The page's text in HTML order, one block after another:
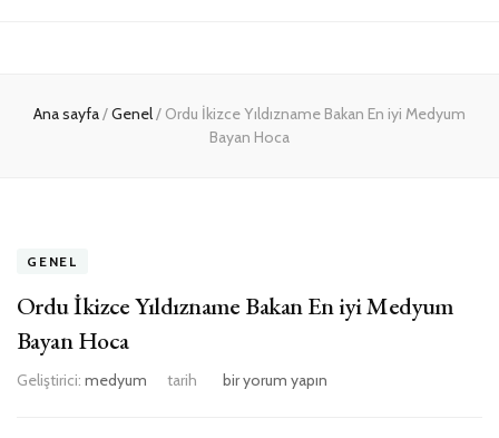
Ana sayfa/Genel/ Ordu İkizce Yıldızname Bakan En iyi Medyum
Bayan Hoca
GENEL
Ordu İkizce Yıldızname Bakan En iyi Medyum
Bayan Hoca
Geliştirici: medyum tarih
Ordu
bir yorum yapın